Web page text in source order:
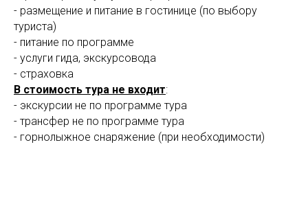
- размещение и питание в гостинице (по выбору
туриста)
- питание по программе
- услуги гида, экскурсовода
- страховка
В стоимость тура не входит:
- экскурсии не по программе тура
- трансфер не по программе тура
- горнолыжное снаряжение (при необходимости)